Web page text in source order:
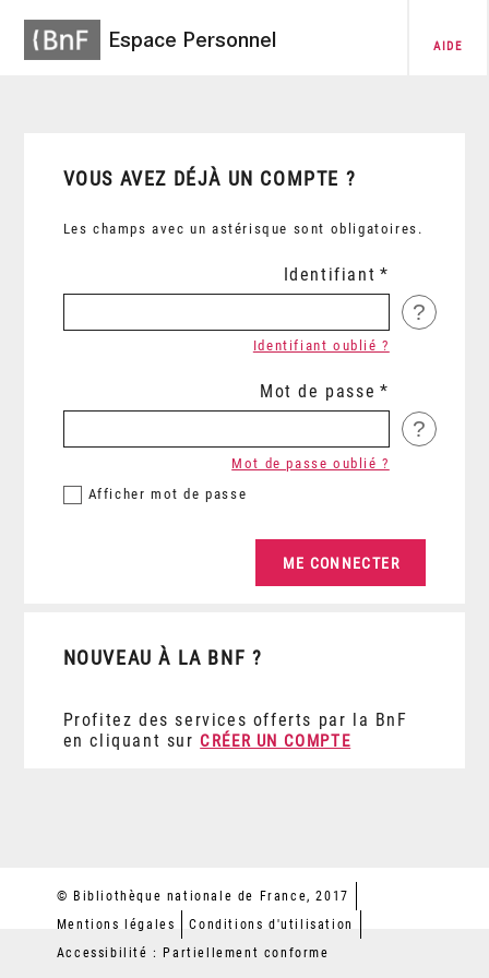
Espace Personnel AIDE
VOUS AVEZ DÉJÀ UN COMPTE ?
Les champs avec un astérisque sont obligatoires.
Identifiant
?
Identifiant oublié ?
Mot de passe
?
Afficher mot de passe
Mot de passe oublié ?
NOUVEAU À LA BNF ?
Profitez des services offerts par la BnF
en cliquant sur CRÉER UN COMPTE
© Bibliothèque nationale de France, 2017
Mentions légales
Conditions d'utilisation
Accessibilité : Partiellement conforme